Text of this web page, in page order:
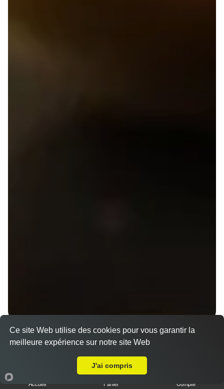
Menu V1 - Gyoza
Accueil Panier Compte
Ce site Web utilise des cookies pour vous garantir la
meilleure expérience sur notre site Web
J'ai compris